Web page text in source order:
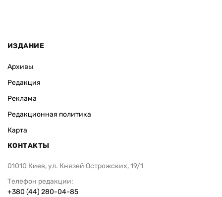
ИЗДАНИЕ
Архивы
Редакция
Реклама
Редакционная политика
Карта
КОНТАКТЫ
01010 Киев, ул. Князей Острожских, 19/1
Телефон редакции:
+380 (44) 280-04-85